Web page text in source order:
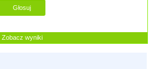
Zobacz wyniki